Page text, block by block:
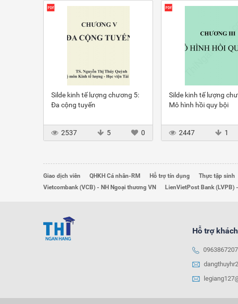
Silde kinh tế lượng chương 5:
Đa cộng tuyến
2537 5 0
Silde kinh tế lượng
Mô hình hồi quy bội
2447 1
Giao dịch viên QHKH Cá nhân-RM Hỗ trợ tín dụng Thực tập sinh
Vietcombank (VCB) - NH Ngoại thương VN
LienVietPost Bank (LVPB)
Hỗ trợ
0963867207